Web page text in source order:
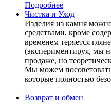
Подробнее
Чистка и Уход
Изделия из камня
средствами, кроме
временем теряется
(экспериментируя, мы
продаже, но
Мы можем
которые полностью
Возврат и обмен